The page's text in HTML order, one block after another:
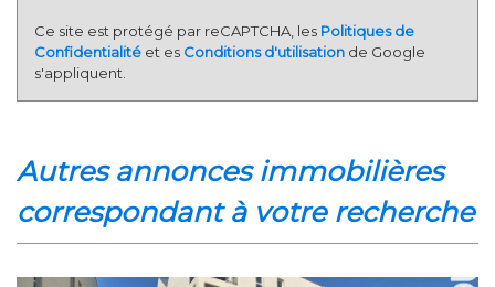
Ce site est protégé par reCAPTCHA, les Politiques de
Confidentialité et es Conditions d'utilisation de Google
s'appliquent.
autres annonces immobilières
correspondant à votre recherche